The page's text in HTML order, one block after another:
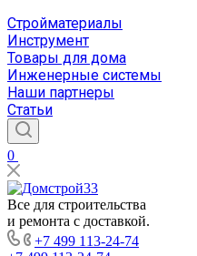
Стройматериалы
Инструмент
Товары для дома
Инженерные системы
Наши партнеры
Статьи
0
Все для строительства
и ремонта с доставкой.
+7 499 113-24-74